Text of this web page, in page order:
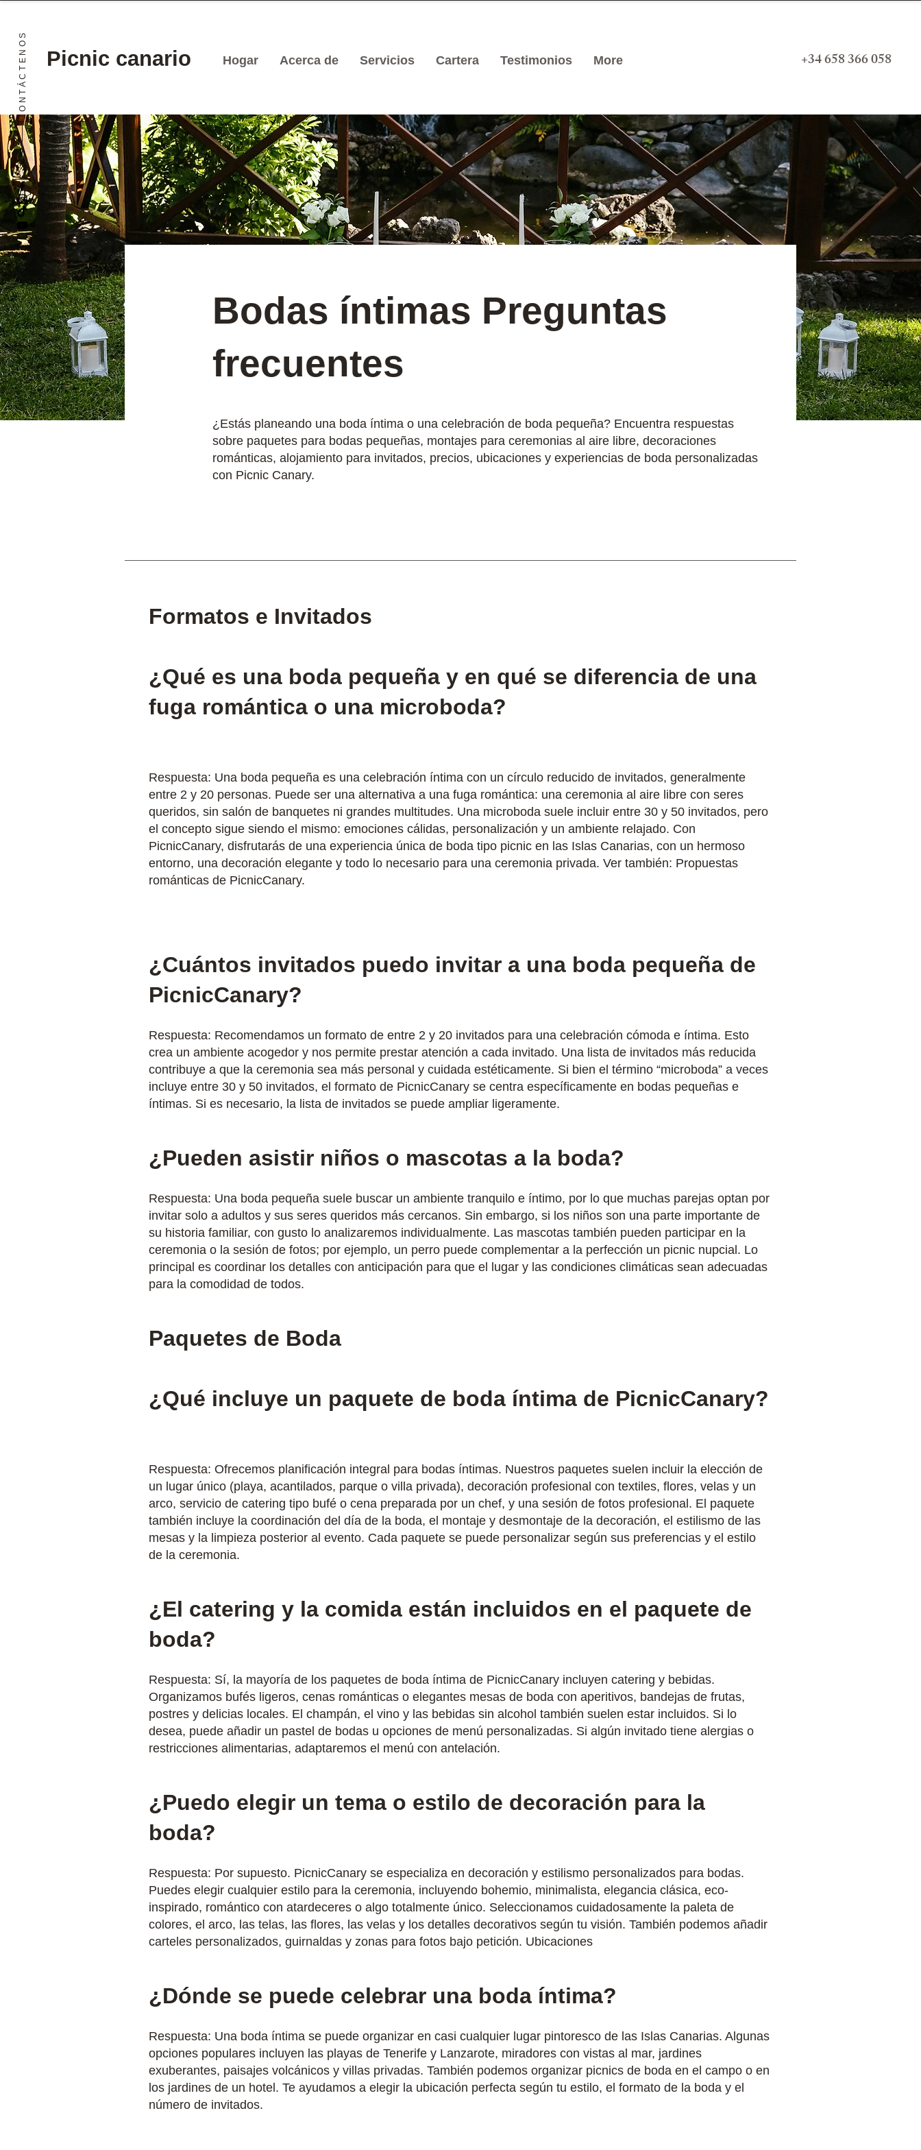
CONTÁCTENOS Hogar Acerca de Servicios Cartera Testimonios More
Picnic canario +34 658 366 058
Bodas íntimas Preguntas
frecuentes
¿Estás planeando una boda íntima o una celebración de boda pequeña? Encuentra respuestas
sobre paquetes para bodas pequeñas, montajes para ceremonias al aire libre, decoraciones
románticas, alojamiento para invitados, precios, ubicaciones y experiencias de boda personalizadas
con Picnic Canary.
Formatos e Invitados
¿Qué es una boda pequeña y en qué se diferencia de una
fuga romántica o una microboda?
Respuesta: Una boda pequeña es una celebración íntima con un círculo reducido de invitados, generalmente
entre 2 y 20 personas. Puede ser una alternativa a una fuga romántica: una ceremonia al aire libre con seres
queridos, sin salón de banquetes ni grandes multitudes. Una microboda suele incluir entre 30 y 50 invitados, pero
el concepto sigue siendo el mismo: emociones cálidas, personalización y un ambiente relajado. Con
PicnicCanary, disfrutarás de una experiencia única de boda tipo picnic en las Islas Canarias, con un hermoso
entorno, una decoración elegante y todo lo necesario para una ceremonia privada. Ver también: Propuestas
románticas de PicnicCanary.
¿Cuántos invitados puedo invitar a una boda pequeña de
PicnicCanary?
Respuesta: Recomendamos un formato de entre 2 y 20 invitados para una celebración cómoda e íntima. Esto
crea un ambiente acogedor y nos permite prestar atención a cada invitado. Una lista de invitados más reducida
contribuye a que la ceremonia sea más personal y cuidada estéticamente. Si bien el término “microboda” a veces
incluye entre 30 y 50 invitados, el formato de PicnicCanary se centra específicamente en bodas pequeñas e
íntimas. Si es necesario, la lista de invitados se puede ampliar ligeramente.
¿Pueden asistir niños o mascotas a la boda?
Respuesta: Una boda pequeña suele buscar un ambiente tranquilo e íntimo, por lo que muchas parejas optan por
invitar solo a adultos y sus seres queridos más cercanos. Sin embargo, si los niños son una parte importante de
su historia familiar, con gusto lo analizaremos individualmente. Las mascotas también pueden participar en la
ceremonia o la sesión de fotos; por ejemplo, un perro puede complementar a la perfección un picnic nupcial. Lo
principal es coordinar los detalles con anticipación para que el lugar y las condiciones climáticas sean adecuadas
para la comodidad de todos.
Paquetes de Boda
¿Qué incluye un paquete de boda íntima de PicnicCanary?
Respuesta: Ofrecemos planificación integral para bodas íntimas. Nuestros paquetes suelen incluir la elección de
un lugar único (playa, acantilados, parque o villa privada), decoración profesional con textiles, flores, velas y un
arco, servicio de catering tipo bufé o cena preparada por un chef, y una sesión de fotos profesional. El paquete
también incluye la coordinación del día de la boda, el montaje y desmontaje de la decoración, el estilismo de las
mesas y la limpieza posterior al evento. Cada paquete se puede personalizar según sus preferencias y el estilo
de la ceremonia.
¿El catering y la comida están incluidos en el paquete de
boda? ​
Respuesta: Sí, la mayoría de los paquetes de boda íntima de PicnicCanary incluyen catering y bebidas.
Organizamos bufés ligeros, cenas románticas o elegantes mesas de boda con aperitivos, bandejas de frutas,
postres y delicias locales. El champán, el vino y las bebidas sin alcohol también suelen estar incluidos. Si lo
desea, puede añadir un pastel de bodas u opciones de menú personalizadas. Si algún invitado tiene alergias o
restricciones alimentarias, adaptaremos el menú con antelación.
¿Puedo elegir un tema o estilo de decoración para la
boda?
Respuesta: Por supuesto. PicnicCanary se especializa en decoración y estilismo personalizados para bodas.
Puedes elegir cualquier estilo para la ceremonia, incluyendo bohemio, minimalista, elegancia clásica, eco-
inspirado, romántico con atardeceres o algo totalmente único. Seleccionamos cuidadosamente la paleta de
colores, el arco, las telas, las flores, las velas y los detalles decorativos según tu visión. También podemos añadir
carteles personalizados, guirnaldas y zonas para fotos bajo petición. Ubicaciones
¿Dónde se puede celebrar una boda íntima?
Respuesta: Una boda íntima se puede organizar en casi cualquier lugar pintoresco de las Islas Canarias. Algunas
opciones populares incluyen las playas de Tenerife y Lanzarote, miradores con vistas al mar, jardines
exuberantes, paisajes volcánicos y villas privadas. También podemos organizar picnics de boda en el campo o en
los jardines de un hotel. Te ayudamos a elegir la ubicación perfecta según tu estilo, el formato de la boda y el
número de invitados.